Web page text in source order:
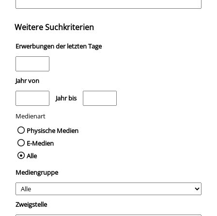
Weitere Suchkriterien
Erwerbungen der letzten Tage
Jahr von
Medien anzeigen, die nach dem Jahr veröffentlicht wurden
Jahr bis
Medienart
Physische Medien
E-Medien
Alle
Mediengruppe
Zweigstelle